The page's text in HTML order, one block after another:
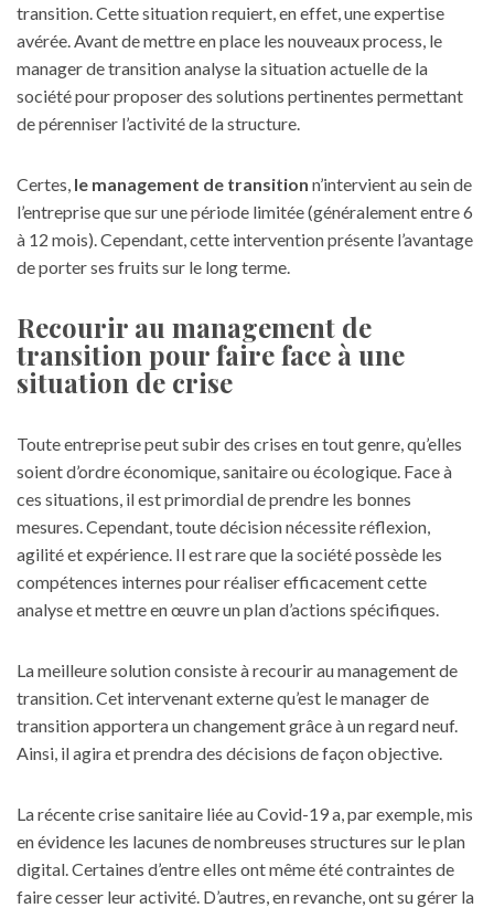
transition. Cette situation requiert, en effet, une expertise
avérée. Avant de mettre en place les nouveaux process, le
manager de transition analyse la situation actuelle de la
société pour proposer des solutions pertinentes permettant
de pérenniser l’activité de la structure.
Certes, le management de transition n’intervient au sein de
l’entreprise que sur une période limitée (généralement entre 6
à 12 mois). Cependant, cette intervention présente l’avantage
de porter ses fruits sur le long terme.
Recourir au management de
transition pour faire face à une
situation de crise
Toute entreprise peut subir des crises en tout genre, qu’elles
soient d’ordre économique, sanitaire ou écologique. Face à
ces situations, il est primordial de prendre les bonnes
mesures. Cependant, toute décision nécessite réflexion,
agilité et expérience. Il est rare que la société possède les
compétences internes pour réaliser efficacement cette
analyse et mettre en œuvre un plan d’actions spécifiques.
La meilleure solution consiste à recourir au management de
transition. Cet intervenant externe qu’est le manager de
transition apportera un changement grâce à un regard neuf.
Ainsi, il agira et prendra des décisions de façon objective.
La récente crise sanitaire liée au Covid-19 a, par exemple, mis
en évidence les lacunes de nombreuses structures sur le plan
digital. Certaines d’entre elles ont même été contraintes de
faire cesser leur activité. D’autres, en revanche, ont su gérer la